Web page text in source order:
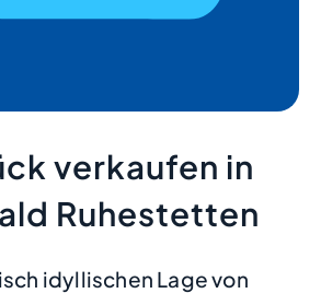
verkaufen in
Ruhestetten
idyllischen Lage von